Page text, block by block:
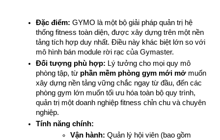
Đặc điểm: GYMO là một bộ giải pháp quản trị hệ
thống fitness toàn diện, được xây dựng trên một nền
tảng tích hợp duy nhất. Điều này khác biệt lớn so với
mô hình bán module rời rạc của Gymaster.
Đối tượng phù hợp: Lý tưởng cho mọi quy mô
phòng tập, từ phần mềm phòng gym mới mở muốn
xây dựng nền tảng vững chắc ngay từ đầu, đến các
phòng gym lớn muốn tối ưu hóa toàn bộ quy trình,
quản trị một doanh nghiệp fitness chỉn chu và chuyên
nghiệp.
Tính năng chính:
Vận hành: Quản lý hội viên (bao gồm